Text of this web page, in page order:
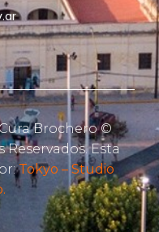
Brochero ©
Reservados. Esta
Tokyo – Studio